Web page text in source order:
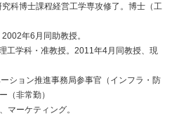
科博士課程経営工学専攻修了。博士（工
年6月同助教授。
工学科・准教授。2011年4月同教授、現
ション推進事務局参事官（インフラ・防
（非常勤）
マーケティング。